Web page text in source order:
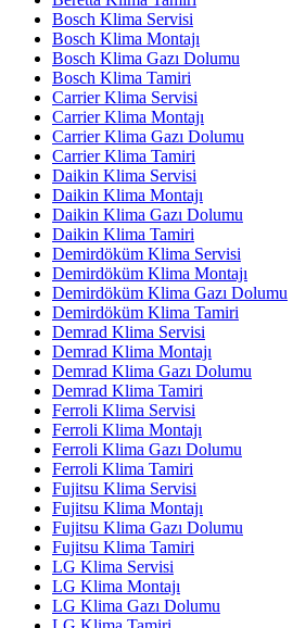
Bosch Klima Servisi
Bosch Klima Montajı
Bosch Klima Gazı Dolumu
Bosch Klima Tamiri
Carrier Klima Servisi
Carrier Klima Montajı
Carrier Klima Gazı Dolumu
Carrier Klima Tamiri
Daikin Klima Servisi
Daikin Klima Montajı
Daikin Klima Gazı Dolumu
Daikin Klima Tamiri
Demirdöküm Klima Servisi
Demirdöküm Klima Montajı
Demirdöküm Klima Gazı Dolumu
Demirdöküm Klima Tamiri
Demrad Klima Servisi
Demrad Klima Montajı
Demrad Klima Gazı Dolumu
Demrad Klima Tamiri
Ferroli Klima Servisi
Ferroli Klima Montajı
Ferroli Klima Gazı Dolumu
Ferroli Klima Tamiri
Fujitsu Klima Servisi
Fujitsu Klima Montajı
Fujitsu Klima Gazı Dolumu
Fujitsu Klima Tamiri
LG Klima Servisi
LG Klima Montajı
LG Klima Gazı Dolumu